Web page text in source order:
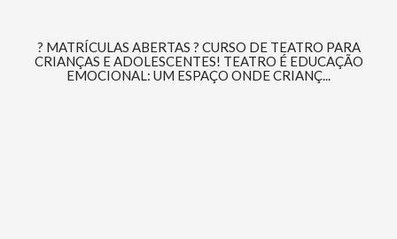
? MATRÍCULAS ABERTAS ? CURSO DE TEATRO PARA
CRIANÇAS E ADOLESCENTES! TEATRO É EDUCAÇÃO
EMOCIONAL: UM ESPAÇO ONDE CRIANÇ...